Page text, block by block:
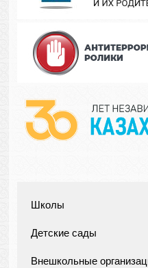
Школы
Детские сады
Внешкольные